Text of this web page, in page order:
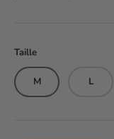
Taille
M L